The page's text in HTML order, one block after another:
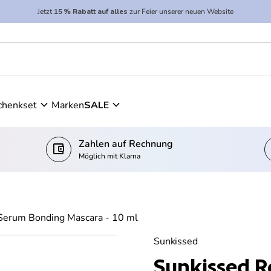
- 10 ml
Jetzt15 % Rabatt auf alles zur Feier unserer neuen Website
expand_more MarkenSALE expand_more
account_balance_wallet Zahlen auf Rechnung
Möglich mit Klarna
Bonding Mascara - 10 ml
Sunkissed